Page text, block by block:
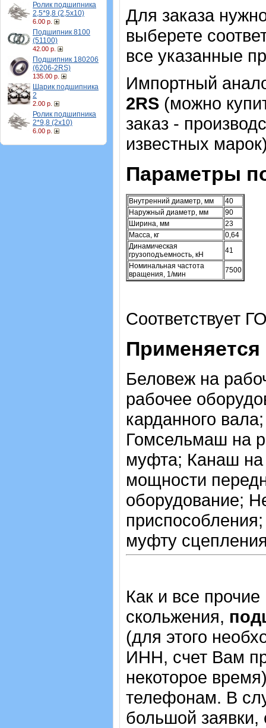
Ролик подшипника
2,5*9,8 (2,5х10)
6.00 р.
Подшипник 8100
(51100)
42.00 р.
Подшипник 180206
(6206-2RS)
135.00 р.
Шарик подшипника
2
2.00 р.
Ролик подшипника
2*9,8 (2х10)
6.00 р.
Для заказа
выберете
все указанные
Импортный
2RS (можно
заказ -
известных
Параметры
Внутренний диаметр, мм
40
Наружный диаметр, мм
90
Ширина, мм
23
Масса, кг
0,64
Динамическая
грузоподъемность, кН
41
Номинальная частота
вращения, 1/мин
7500
Соответствует
Беловеж на
рабочее
карданного
Гомсельмаш на
муфта; Канаш на
мощности
оборудование;
муфту
Как и все
скольжения,
(для этого
ИНН, счет Вам
некоторое
телефонам. В
большой заявки,